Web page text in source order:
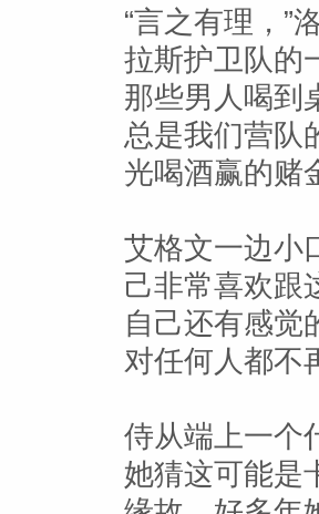
“言之有理，”
拉斯护卫队的
那些男人喝到
总是我们营队
光喝酒赢的赌
艾格文一边小
己非常喜欢跟
自己还有感觉
对任何人都不
侍从端上一个
她猜这可能是